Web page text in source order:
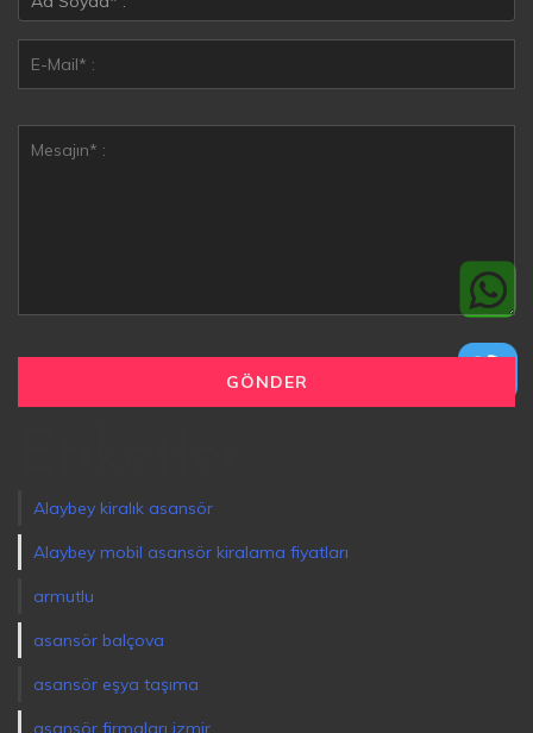
Alaybey kiralık asansör
Alaybey mobil asansör kiralama fiyatları
armutlu
asansör balçova
asansör eşya taşıma
asansör firmaları izmir